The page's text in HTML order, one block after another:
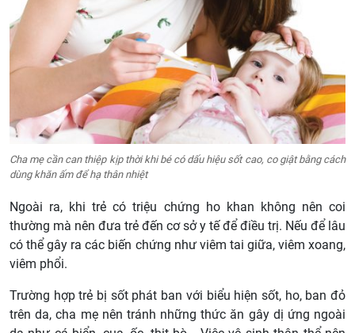
Cha mẹ cần can thiệp kịp thời khi bé có dấu hiệu sốt cao, co giật bằng cách
dùng khăn ấm để hạ thân nhiệt
Ngoài ra, khi trẻ có triệu chứng ho khan không nên coi
thường mà nên đưa trẻ đến cơ sở y tế để điều trị. Nếu để lâu
có thể gây ra các biến chứng như viêm tai giữa, viêm xoang,
viêm phổi.
Trường hợp trẻ bị sốt phát ban với biểu hiện sốt, ho, ban đỏ
trên da, cha mẹ nên tránh những thức ăn gây dị ứng ngoài